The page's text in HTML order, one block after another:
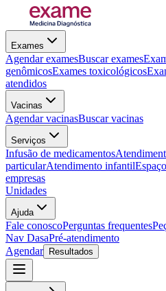
Exames
Agendar examesBuscar exames
genômicosExames toxicológicos
atendidos
Vacinas
Agendar vacinasBuscar vacinas
Serviços
Infusão de medicamentos
particularAtendimento infantil
empresas
Unidades
Ajuda
Fale conoscoPerguntas frequentes
Nav DasaPré-atendimento
Agendar
Resultados